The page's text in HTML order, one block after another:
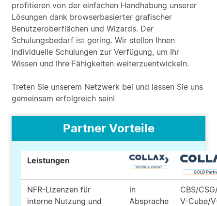
profitieren von der einfachen Handhabung unserer
Lösungen dank browserbasierter grafischer
Benutzeroberflächen und Wizards. Der
Schulungsbedarf ist gering. Wir stellen Ihnen
individuelle Schulungen zur Verfügung, um Ihr
Wissen und Ihre Fähigkeiten weiterzuentwickeln.
Treten Sie unserem Netzwerk bei und lassen Sie uns
gemeinsam erfolgreich sein!
Partner Vorteile
Leistungen
NFR-Lizenzen für
interne Nutzung und
in
Absprache
CBS/
V-Cube/